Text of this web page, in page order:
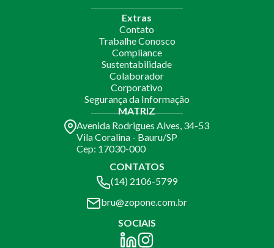
Extras
Contato
Trabalhe Conosco
Compliance
Sustentabilidade
Colaborador
Corporativo
Segurança da Informação
MATRIZ
Avenida Rodrigues Alves, 34-53
Vila Coralina - Bauru/SP
Cep: 17030-000
CONTATOS
(14) 2106-5799
bru@zopone.com.br
SOCIAIS